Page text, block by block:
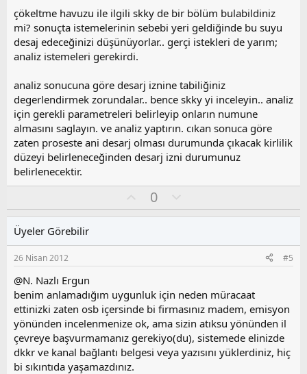
y
l
a
çökeltme havuzu ile ilgili skky de bir bölüm bulabildiniz
mi? sonuçta istemelerinin sebebi yeri geldiğinde bu suyu
desaj edeceğinizi düşünüyorlar.. gerçi istekleri de yarım;
analiz istemeleri gerekirdi.
analiz sonucuna göre desarj iznine tabiliğiniz
degerlendirmek zorundalar.. bence skky yi inceleyin.. analiz
için gerekli parametreleri belirleyip onların numune
almasını saglayın. ve analiz yaptırın. cıkan sonuca göre
zaten proseste ani desarj olması durumunda çıkacak kirlilik
düzeyi belirleneceğinden desarj izni durumunuz
belirlenecektir.
y
0
l
s
u
o
y
l
a
Üyeler Görebilir
26 Nisan 2012 #5
@N. Nazlı Ergun
benim anlamadığım uygunluk için neden müracaat
ettinizki zaten osb içersinde bi firmasınız madem, emisyon
yönünden incelenmenize ok, ama sizin atıksu yönünden il
çevreye başvurmamanız gerekiyo(du), sistemede elinizde
dkkr ve kanal bağlantı belgesi veya yazısını yüklerdiniz, hiç
bi sıkıntıda yaşamazdınız.